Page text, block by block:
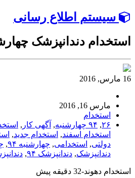
سیستم اطلاع رسانی
استخدام دندانپزشک چهارشنبه ۲۶
16 مارس, 2016
مارس 16, 2016
استخدام
۲۶, ۹۴ چهارشنبه , آگهی کار ,
استخدام اسفند, استخدام جدید,
دولتی, استخدامی, چهارشنبه ۹۴ ,
دندانپزشک, دندانپزشک ۹۴ ,
استخدام دهوند-32 دقیقه پیش